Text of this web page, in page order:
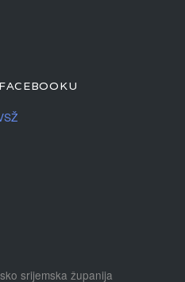
srijemska županija